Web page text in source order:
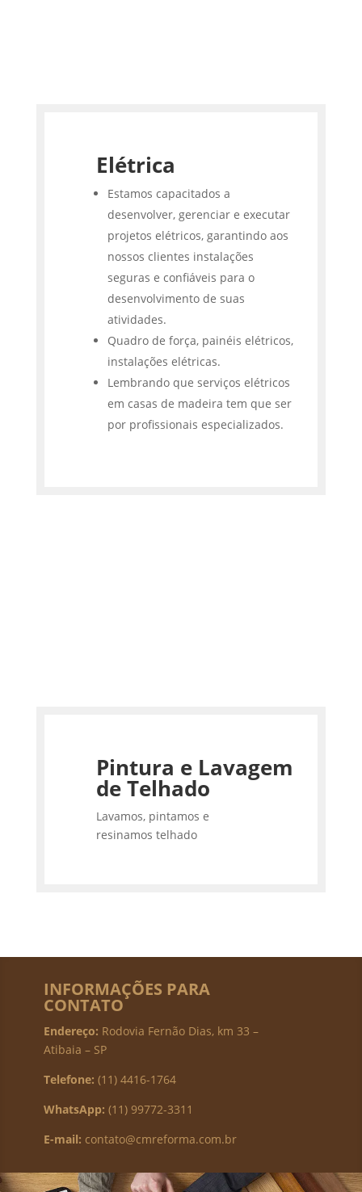
Elétrica
Estamos capacitados a
desenvolver, gerenciar e executar
projetos elétricos, garantindo aos
nossos clientes instalações
seguras e confiáveis para o
desenvolvimento de suas
atividades.
Quadro de força, painéis elétricos,
instalações elétricas.
Lembrando que serviços elétricos
em casas de madeira tem que ser
por profissionais especializados.
Pintura e Lavagem
de Telhado
Lavamos, pintamos e
resinamos telhado
INFORMAÇÕES PARA
CONTATO
Endereço: Rodovia Fernão Dias, km 33 –
Atibaia – SP
Telefone: (11) 4416-1764
WhatsApp: (11) 99772-3311
E-mail: contato@cmreforma.com.br